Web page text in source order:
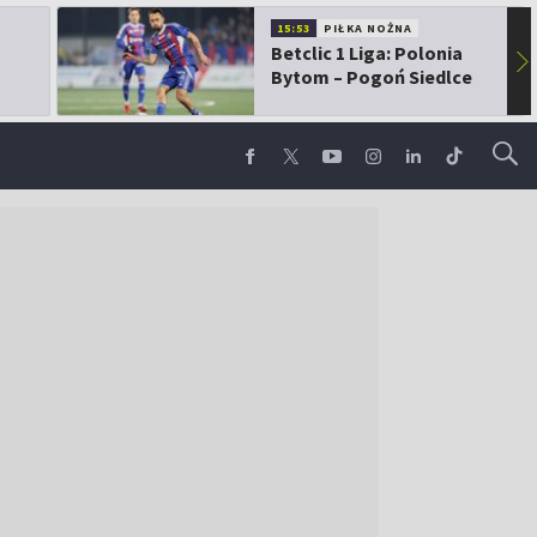
15:53 PIŁKA NOŻNA
Betclic 1 Liga: Polonia
Bytom – Pogoń Siedlce
▶